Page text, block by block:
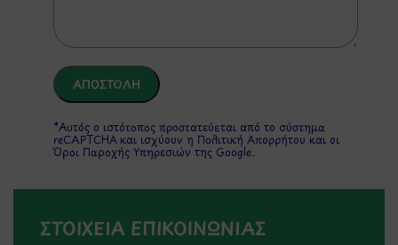
*Αυτός ο ιστότοπος προστατεύεται από το σύστημα
reCAPTCHA και ισχύουν η Πολιτική Απορρήτου και οι
Όροι Παροχής Υπηρεσιώντης Google.
ΣΤΟΙΧΕΙΑ ΕΠΙΚΟΙΝΩΝΙΑΣ